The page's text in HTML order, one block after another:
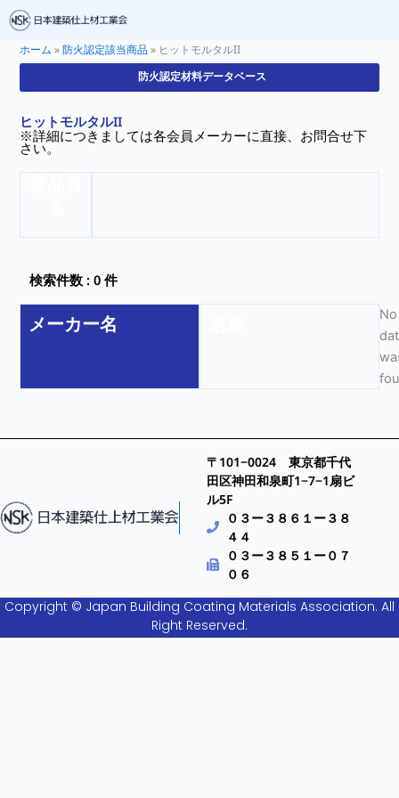
ホーム »防火認定該当商品» ヒットモルタルII
防火認定材料データベース
ヒットモルタルII
※詳細につきましては各会員メーカーに直接、お問合せ下
さい。
検索件数 : 0 件
メーカー名
No
〒101−0024 東京都千代
田区神田和泉町1−7−1扇ビ
ル5F
０３ー３８６１ー３８
４４
０３ー３８５１ー０７
０６
Copyright © Japan Building Coating Materials Association. All
Right Reserved.